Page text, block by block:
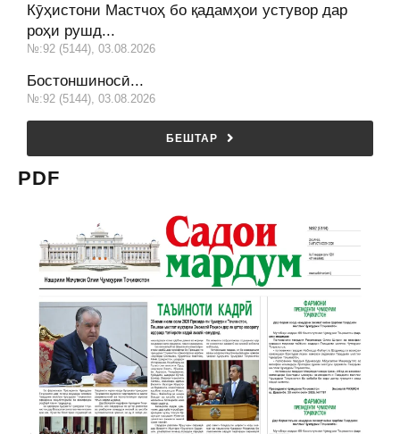
Кӯҳистони Мастчоҳ бо қадамҳои устувор дар
роҳи рушд...
№:92 (5144), 03.08.2026
Бостоншиносӣ...
№:92 (5144), 03.08.2026
БЕШТАР
PDF